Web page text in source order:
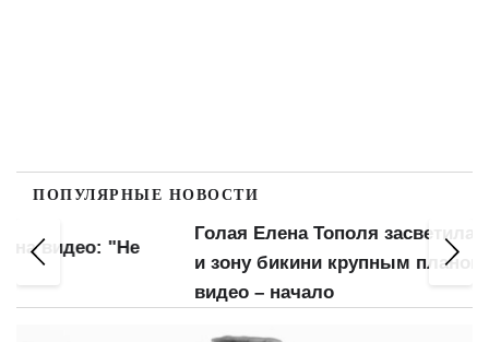
ПОПУЛЯРНЫЕ НОВОСТИ
Голая Елена Тополя засветила попку
и зону бикини крупным планом: слив
видео – начало